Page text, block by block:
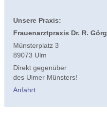
Unsere Praxis:
Frauenarztpraxis Dr. R. Görg
Münsterplatz 3
89073 Ulm
Direkt gegenüber
des Ulmer Münsters!
Anfahrt